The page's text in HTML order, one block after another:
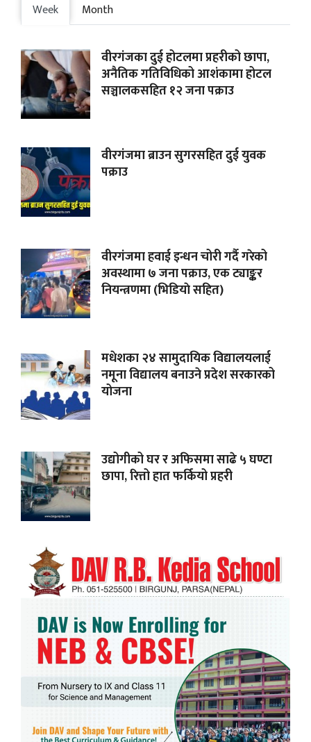
Week Month
वीरगंजका दुई होटलमा प्रहरीको छापा,
अनैतिक गतिविधिको आशंकामा होटल
सञ्चालकसहित १२ जना पक्राउ
वीरगंजमा ब्राउन सुगरसहित दुई युवक
पक्राउ
वीरगंजमा हवाई इन्धन चोरी गर्दै गरेको
अवस्थामा ७ जना पक्राउ, एक ट्याङ्कर
नियन्त्रणमा (भिडियाे सहित)
मधेशका २४ सामुदायिक विद्यालयलाई
नमूना विद्यालय बनाउने प्रदेश सरकारको
योजना
उद्योगीको घर र अफिसमा साढे ५ घण्टा
छापा, रित्तो हात फर्कियो प्रहरी